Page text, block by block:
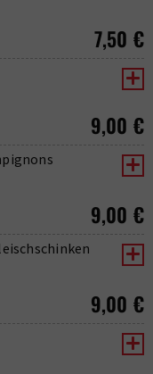
7,50 €
9,00 €
9,00 €
9,00 €